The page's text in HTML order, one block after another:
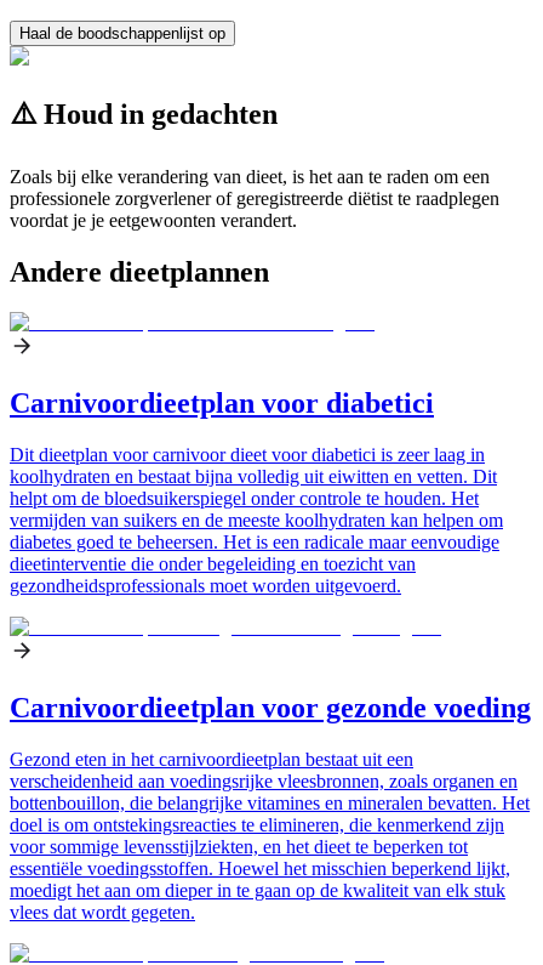
Haal de boodschappenlijst op
⚠️ Houd in gedachten
Zoals bij elke verandering van dieet, is het aan te raden om een
professionele zorgverlener of geregistreerde diëtist te raadplegen
voordat je je eetgewoonten verandert.
Andere dieetplannen
Carnivoordieetplan voor diabetici
Dit dieetplan voor carnivoor dieet voor diabetici is zeer laag in
koolhydraten en bestaat bijna volledig uit eiwitten en vetten. Dit
helpt om de bloedsuikerspiegel onder controle te houden. Het
vermijden van suikers en de meeste koolhydraten kan helpen om
diabetes goed te beheersen. Het is een radicale maar eenvoudige
dieetinterventie die onder begeleiding en toezicht van
gezondheidsprofessionals moet worden uitgevoerd.
Carnivoordieetplan voor gezonde voeding
Gezond eten in het carnivoordieetplan bestaat uit een
verscheidenheid aan voedingsrijke vleesbronnen, zoals organen en
bottenbouillon, die belangrijke vitamines en mineralen bevatten. Het
doel is om ontstekingsreacties te elimineren, die kenmerkend zijn
voor sommige levensstijlziekten, en het dieet te beperken tot
essentiële voedingsstoffen. Hoewel het misschien beperkend lijkt,
moedigt het aan om dieper in te gaan op de kwaliteit van elk stuk
vlees dat wordt gegeten.